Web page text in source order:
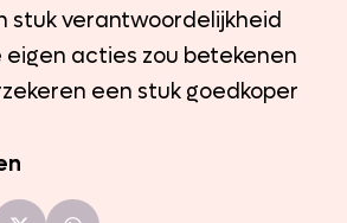
stuk verantwoordelijkheid
eigen acties zou betekenen
een stuk goedkoper